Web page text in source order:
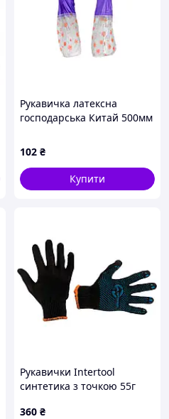
Рукавичка латексна
господарська Китай 500мм
(Д-ПL4)
102 ₴
Купити
Рукавички Intertool
синтетика з точкою 55г
360 ₴